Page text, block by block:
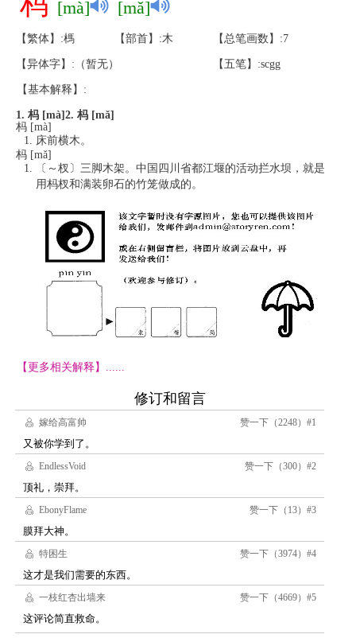
[mà] [mǎ]
【繁体】:榪 【部首】:木 【总笔画数】:7
【异体字】:（暂无） 【五笔】:scgg
【基本解释】:
1. 杩 [mà] 2. 杩 [mǎ]
杩 [mà]
床前横木。
杩 [mǎ]
〔～杈〕三脚木架。中国四川省都江堰的活动拦水坝，就是
用杩杈和满装卵石的竹笼做成的。
【更多相关解释】......